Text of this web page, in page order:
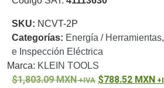
Refacciones
de
VideoTransceptores
de Video
Cables y
SKU: NCVT-2P
Categorías: Energía / Herramientas,
e Inspección Eléctrica
Marca: KLEIN TOOLS
1,803.09MXN 788.52 MXN